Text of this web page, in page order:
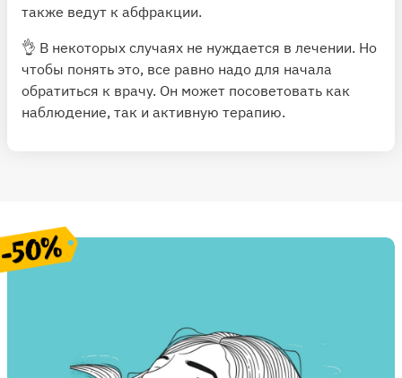
также ведут к абфракции.
👌 В некоторых случаях не нуждается в лечении. Но
чтобы понять это, все равно надо для начала
обратиться к врачу. Он может посоветовать как
наблюдение, так и активную терапию.